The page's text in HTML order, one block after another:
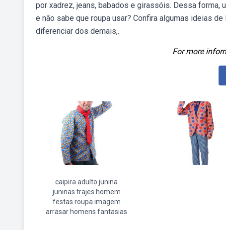
por xadrez, jeans, babados e girassóis. Dessa forma,
e não sabe que roupa usar? Confira algumas ideias
diferenciar dos demais,.
For more
caipira adulto junina
juninas trajes homem
festas roupa imagem
arrasar homens fantasias